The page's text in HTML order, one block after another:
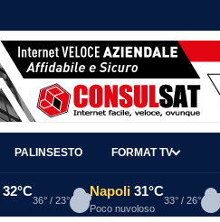
PALINSESTO FORMAT TV
32°C
36° / 23°
Napoli 31°C
Poco nuvoloso
33° / 26°